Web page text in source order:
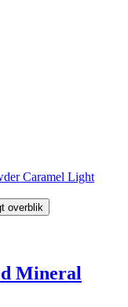
overblik
Mineral